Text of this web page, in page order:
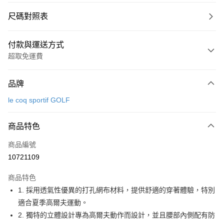
尺碼對照表
付款與運送方式
超取免運費
信用卡一次付款
LINE Pay
Apple Pay
悠遊付
大哥付你分期
相關說明
品牌
le coq sportif GOLF
商品特色
商品編號
10721109
商品特色
1. 採用透氣性優異的打孔網布材料，提供舒適的穿著體驗，特別
適合夏季高爾夫運動。
2. 獨特的立體設計專為高爾夫動作而設計，並且腰部內側配有防